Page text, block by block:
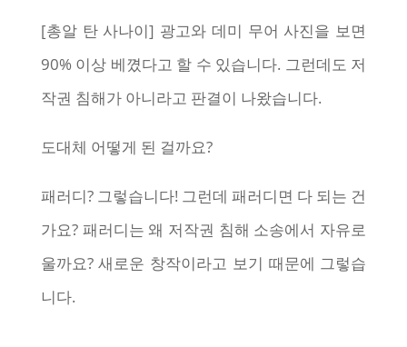
[총알 탄 사나이] 광고와 데미 무어 사진을 보면
90% 이상 베꼈다고 할 수 있습니다. 그런데도 저
작권 침해가 아니라고 판결이 나왔습니다.
도대체 어떻게 된 걸까요?
패러디? 그렇습니다! 그런데 패러디면 다 되는 건
가요? 패러디는 왜 저작권 침해 소송에서 자유로
울까요? 새로운 창작이라고 보기 때문에 그렇습
니다.